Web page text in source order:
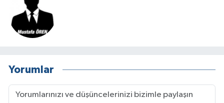
Yorumlar